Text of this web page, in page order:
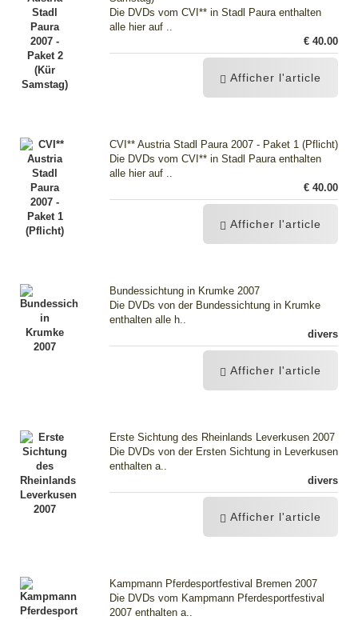
Die DVDs vom CVI** in Stadl Paura enthalten
alle hier auf ..
€ 40.00
Afficher l'article
CVI** Austria Stadl Paura 2007 - Paket 1 (Pflicht)
Die DVDs vom CVI** in Stadl Paura enthalten
alle hier auf ..
€ 40.00
Afficher l'article
Bundessichtung in Krumke 2007
Die DVDs von der Bundessichtung in Krumke
enthalten alle h..
divers
Afficher l'article
Erste Sichtung des Rheinlands Leverkusen 2007
Die DVDs von der Ersten Sichtung in Leverkusen
enthalten a..
divers
Afficher l'article
Kampmann Pferdesportfestival Bremen 2007
Die DVDs vom Kampmann Pferdesportfestival
2007 enthalten a..